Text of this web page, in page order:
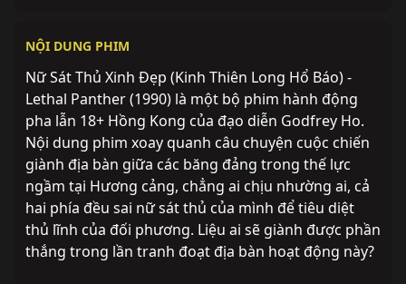
NỘI DUNG PHIM
Nữ Sát Thủ Xinh Đẹp (Kinh Thiên Long Hổ Báo) -
Lethal Panther (1990) là một bộ phim hành động
pha lẫn 18+ Hồng Kong của đạo diễn Godfrey Ho.
Nội dung phim xoay quanh câu chuyện cuộc chiến
giành địa bàn giữa các băng đảng trong thế lực
ngầm tại Hương cảng, chẳng ai chịu nhường ai, cả
hai phía đều sai nữ sát thủ của mình để tiêu diệt
thủ lĩnh của đối phương. Liệu ai sẽ giành được phần
thắng trong lần tranh đoạt địa bàn hoạt động này?